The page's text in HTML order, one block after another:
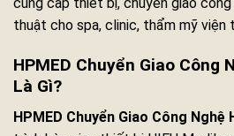
thuật cho spa, clinic, thẩm mỹ viện
HPMED Chuyển Giao Công
Là Gì?
HPMED Chuyển Giao Công Nghệ